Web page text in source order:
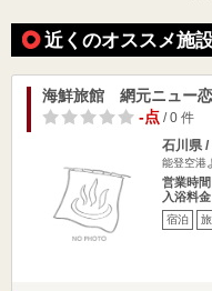
近くのオススメ施
海鮮旅館 網元ニュー
-点/ 0 件
石川県
能登空港
営業時間
入浴料金
宿泊